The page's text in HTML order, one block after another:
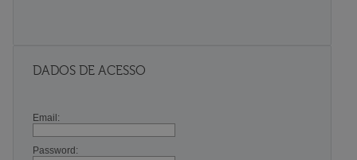
DADOS DE ACESSO
Email:
Password: